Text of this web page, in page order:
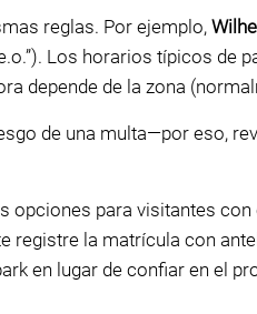
reglas. Por ejemplo,
Los horarios típicos de
depende de la zona
de una multa—por eso,
opciones para visitantes
registre la matrícula con
en lugar de confiar en el